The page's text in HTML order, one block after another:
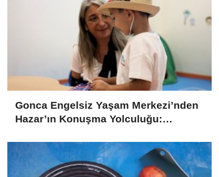
Gonca Engelsiz Yaşam Merkezi’nden
Hazar’ın Konuşma Yolculuğu: